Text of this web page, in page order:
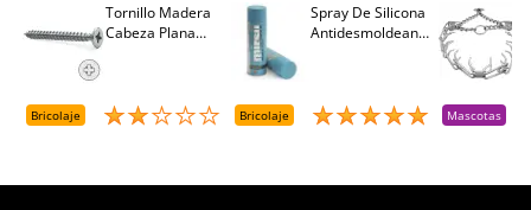
Tornillo Madera
Cabeza Plana
Bricolaje
Spray De Silicona
Antidesmoldeante
Bricolaje Mascotas